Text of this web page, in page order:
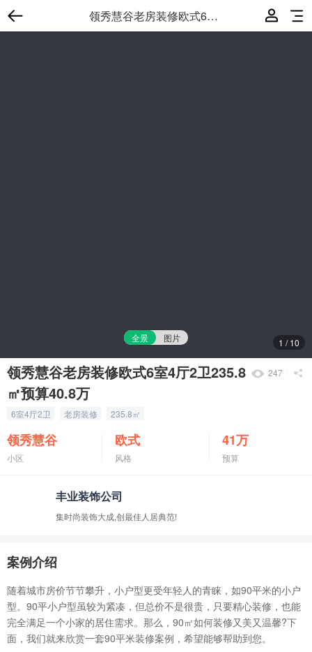
领秀慧谷老房装修欧式6室4厅2卫235.8㎡预算40.8万
1 /10
全景 图片
247
领秀慧谷老房装修欧式6室4厅2卫235.8
㎡预算40.8万
6室4厅2卫 老房装修 235.8㎡
领秀慧谷
小区
欧式
风格
41万
预算
丰业装饰公司
集时尚装饰大成,创最佳人居典范!
案例介绍
随着城市房价节节攀升，小户型更受年轻人的青睐，如90平米的小户
型。90平小户型虽较为紧凑，但总价不是很贵，只要精心装修，也能
完全满足一个小家的居住需求。那么，90㎡如何装修又美又温馨?下
面，我们就来欣赏一套90平米装修案例，希望能够帮助到您。